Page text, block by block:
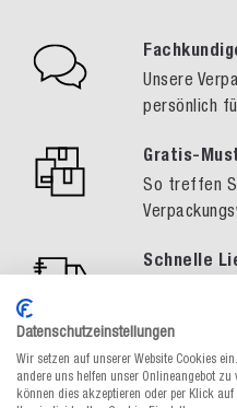
Unsere
persönlich
Gratis-
So treffen
Schnelle
Datenschutzeinstellungen
Wir setzen auf unserer Website Cookies
andere uns helfen unser Onlineangebot
können dies akzeptieren oder per Klick